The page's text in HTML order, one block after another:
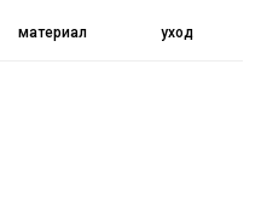
материал уход